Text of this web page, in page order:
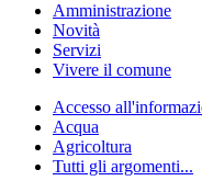
Amministrazione
Novità
Servizi
Vivere il comune
Accesso
Acqua
Agricoltura
Tutti gli argomenti...